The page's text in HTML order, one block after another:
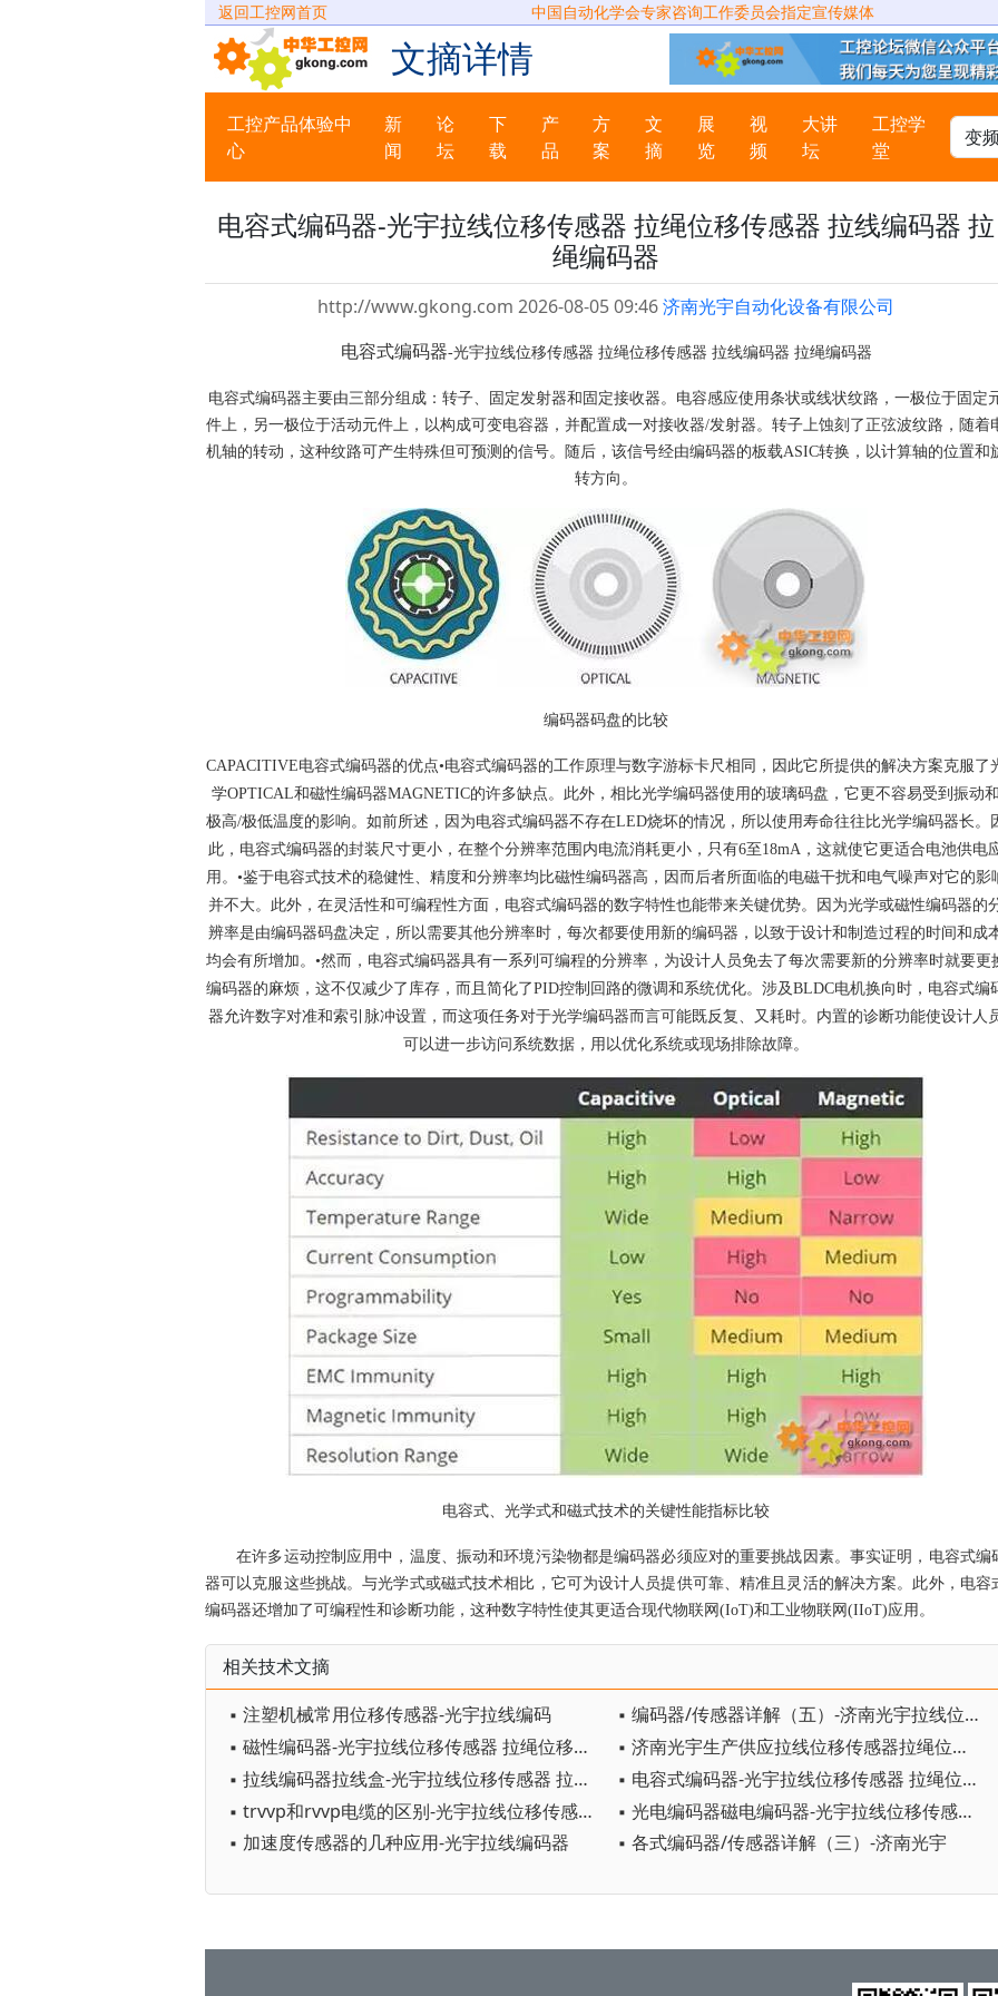
返回工控网首页 中国自动化学会专家咨询工作委员会指定宣传媒体
文摘详情
工控产品体验中
心
新
闻
论
坛
下
载
产
品
方
案
文
摘
展
览
视
频
大讲
坛
工控学
堂
电容式编码器-光宇拉线位移传感器 拉绳位移传感器 拉线编码器 拉
绳编码器
http://www.gkong.com 2026-08-05 09:46济南光宇自动化设备有限公司
电容式编码器-光宇拉线位移传感器 拉绳位移传感器 拉线编码器 拉绳编码器
电容式编码器主要由三部分组成：转子、固定发射器和固定接收器。电容感应使用条状或线状纹路，一极位于固定
件上，另一极位于活动元件上，以构成可变电容器，并配置成一对接收器/发射器。转子上蚀刻了正弦波纹路，随着
机轴的转动，这种纹路可产生特殊但可预测的信号。随后，该信号经由编码器的板载ASIC转换，以计算轴的位置和
转方向。
编码器码盘的比较
CAPACITIVE电容式编码器的优点•电容式编码器的工作原理与数字游标卡尺相同，因此它所提供的解决方案克服了
学OPTICAL和磁性编码器MAGNETIC的许多缺点。此外，相比光学编码器使用的玻璃码盘，它更不容易受到振动
极高/极低温度的影响。如前所述，因为电容式编码器不存在LED烧坏的情况，所以使用寿命往往比光学编码器长。
此，电容式编码器的封装尺寸更小，在整个分辨率范围内电流消耗更小，只有6至18mA，这就使它更适合电池供电
用。•鉴于电容式技术的稳健性、精度和分辨率均比磁性编码器高，因而后者所面临的电磁干扰和电气噪声对它的影
并不大。此外，在灵活性和可编程性方面，电容式编码器的数字特性也能带来关键优势。因为光学或磁性编码器的
辨率是由编码器码盘决定，所以需要其他分辨率时，每次都要使用新的编码器，以致于设计和制造过程的时间和成
均会有所增加。•然而，电容式编码器具有一系列可编程的分辨率，为设计人员免去了每次需要新的分辨率时就要更
编码器的麻烦，这不仅减少了库存，而且简化了PID控制回路的微调和系统优化。涉及BLDC电机换向时，电容式编
器允许数字对准和索引脉冲设置，而这项任务对于光学编码器而言可能既反复、又耗时。内置的诊断功能使设计人
可以进一步访问系统数据，用以优化系统或现场排除故障。
电容式、光学式和磁式技术的关键性能指标比较
在许多运动控制应用中，温度、振动和环境污染物都是编码器必须应对的重要挑战因素。事实证明，电容式编
器可以克服这些挑战。与光学式或磁式技术相比，它可为设计人员提供可靠、精准且灵活的解决方案。此外，电容
编码器还增加了可编程性和诊断功能，这种数字特性使其更适合现代物联网(IoT)和工业物联网(IIoT)应用。
相关技术文摘
▪ 注塑机械常用位移传感器-光宇拉线编码
▪ 编码器/传感器详解（五）-济南光宇拉线位移传感器拉线编码器
▪ 磁性编码器-光宇拉线位移传感器 拉绳位移传感器 拉线编码器 拉绳编码器
▪ 济南光宇生产供应拉线位移传感器拉绳位移传感器拉线编码器拉绳编码器
▪ 拉线编码器拉线盒-光宇拉线位移传感器 拉绳位移传感器 拉线编码器 拉绳编码器
▪ 电容式编码器-光宇拉线位移传感器 拉绳位移传感器 拉线编码器 拉绳编码器
▪ trvvp和rvvp电缆的区别-光宇拉线位移传感器 拉绳位移传感器 拉线编码器 拉绳编码器
▪ 光电编码器磁电编码器-光宇拉线位移传感器 拉绳位移传感器 拉线编码器 拉绳编码器
▪ 加速度传感器的几种应用-光宇拉线编码器
▪ 各式编码器/传感器详解（三）-济南光宇